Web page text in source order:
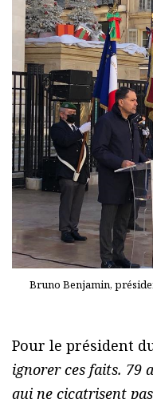
Bruno Benjamin,
Pour le président
ignorer ces faits. 79
qui ne cicatrisent